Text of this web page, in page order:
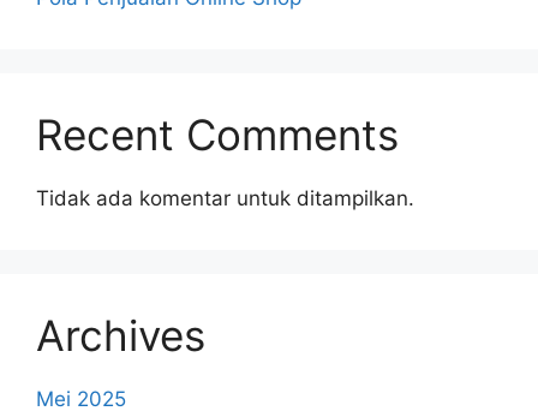
Recent Comments
Tidak ada komentar untuk ditampilkan.
Archives
Mei 2025